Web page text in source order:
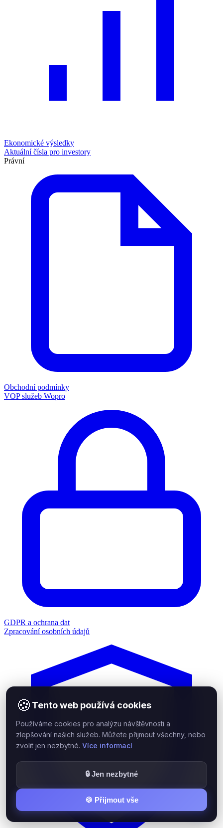
Ekonomické výsledky
Aktuální čísla pro investory
Právní
Obchodní podmínky
VOP služeb Wopro
GDPR a ochrana dat
Zpracování osobních údajů
🍪 Tento web používá cookies
Používáme cookies pro analýzu návštěvnosti a
zlepšování našich služeb. Můžete přijmout všechny, nebo
zvolit jen nezbytné. Více informací
🔒 Jen nezbytné
🍪 Přijmout vše